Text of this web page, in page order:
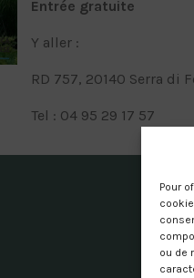
Pour
ou de
Entrée gratuite
Y aller :
RD 757, 20140 Serra di
Tel : 04 95 29 17 57